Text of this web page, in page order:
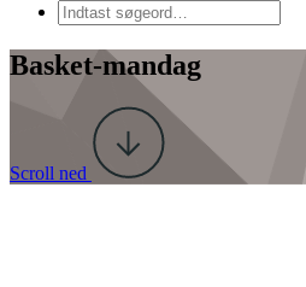
Basket-mandag
Scroll ned